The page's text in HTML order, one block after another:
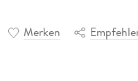
Merken